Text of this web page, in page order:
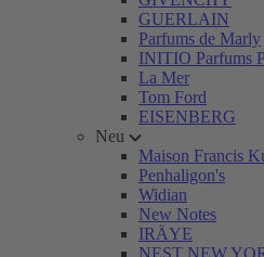
GUERLAIN
Parfums de Marly
INITIO Parfums
La Mer
Tom Ford
EISENBERG
Neu
Maison Francis
Penhaligon's
Widian
New Notes
IRÄYE
NEST NEW